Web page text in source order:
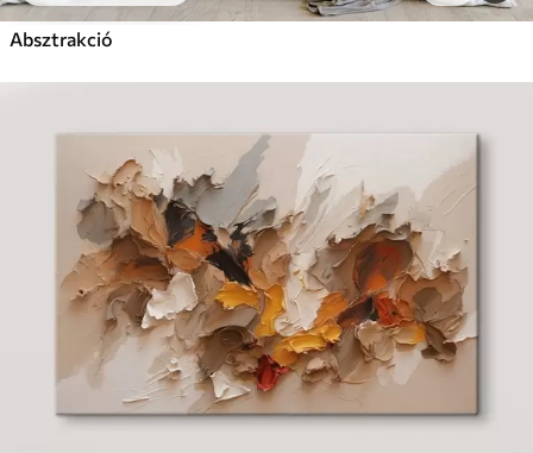
Absztrakció